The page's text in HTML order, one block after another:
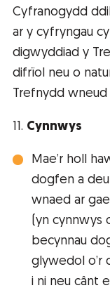
Cyfranogydd
ar y cyfryngau
digwyddiad y
difrïol neu o
Trefnydd wneud
11. Cynnwys
Mae’r holl
dogfen a
wnaed ar
(yn cynnwys
becynnau
glywedol o’r
i ni neu cânt